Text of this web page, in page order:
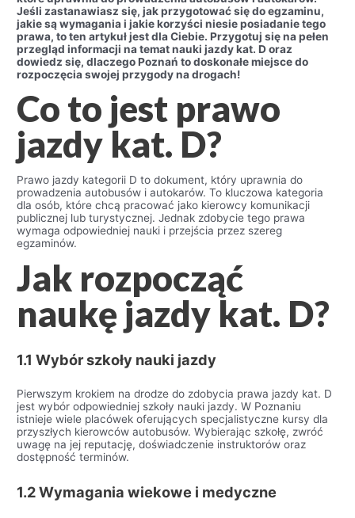
Jeśli zastanawiasz się, jak przygotować się do egzaminu,
jakie są wymagania i jakie korzyści niesie posiadanie tego
prawa, to ten artykuł jest dla Ciebie. Przygotuj się na pełen
przegląd informacji na temat nauki jazdy kat. D oraz
dowiedz się, dlaczego Poznań to doskonałe miejsce do
rozpoczęcia swojej przygody na drogach!
Co to jest prawo
jazdy kat. D?
Prawo jazdy kategorii D to dokument, który uprawnia do
prowadzenia autobusów i autokarów. To kluczowa kategoria
dla osób, które chcą pracować jako kierowcy komunikacji
publicznej lub turystycznej. Jednak zdobycie tego prawa
wymaga odpowiedniej nauki i przejścia przez szereg
egzaminów.
Jak rozpocząć
naukę jazdy kat. D?
1.1 Wybór szkoły nauki jazdy
Pierwszym krokiem na drodze do zdobycia prawa jazdy kat. D
jest wybór odpowiedniej szkoły nauki jazdy. W Poznaniu
istnieje wiele placówek oferujących specjalistyczne kursy dla
przyszłych kierowców autobusów. Wybierając szkołę, zwróć
uwagę na jej reputację, doświadczenie instruktorów oraz
dostępność terminów.
1.2 Wymagania wiekowe i medyczne